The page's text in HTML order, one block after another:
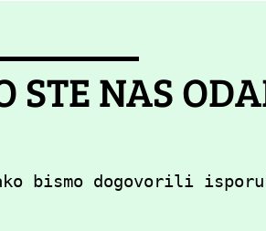
STE NAS
bismo dogovorili